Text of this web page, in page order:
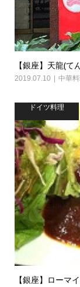
【銀座】天龍(
2019.07.10 中華
ドイツ料理
【銀座】ローマ